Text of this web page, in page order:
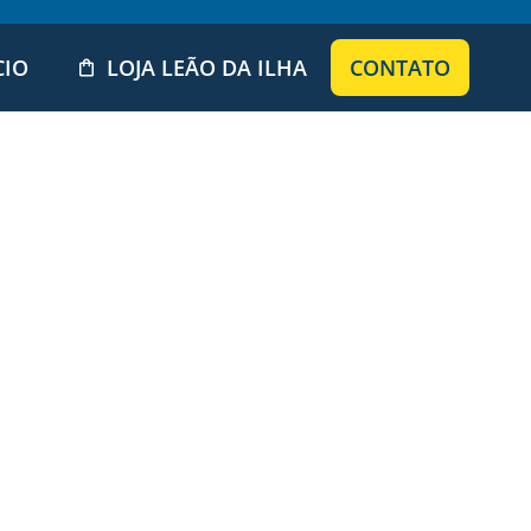
LOJA LEÃO DA ILHA CONTATO